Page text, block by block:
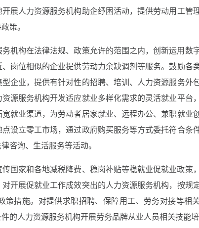
展人力资源服务机构助企纾困活动，提供劳动用工管
策。
机构在法律法规、政策允许的范围之内，创新运用数
岗位相似的企业提供劳动力余缺调剂等服务。鼓励各
企业，提供有针对性的招聘、培训、人力资源服务外
源服务机构开发适应就业多样化需求的灵活就业平台
就业渠道，为劳动者居家就业、远程办公、兼职就业创
设立零工市场，通过政府购买服务等方式委托符合条
咨询、生活服务等活动。
国家和各地减税降费、稳岗补贴等稳就业促就业政策
开展促就业工作成效突出的人力资源服务机构，按规
策措施。对提供求职招聘、保障用工、劳务对接等相
的人力资源服务机构开展劳务品牌从业人员相关技能